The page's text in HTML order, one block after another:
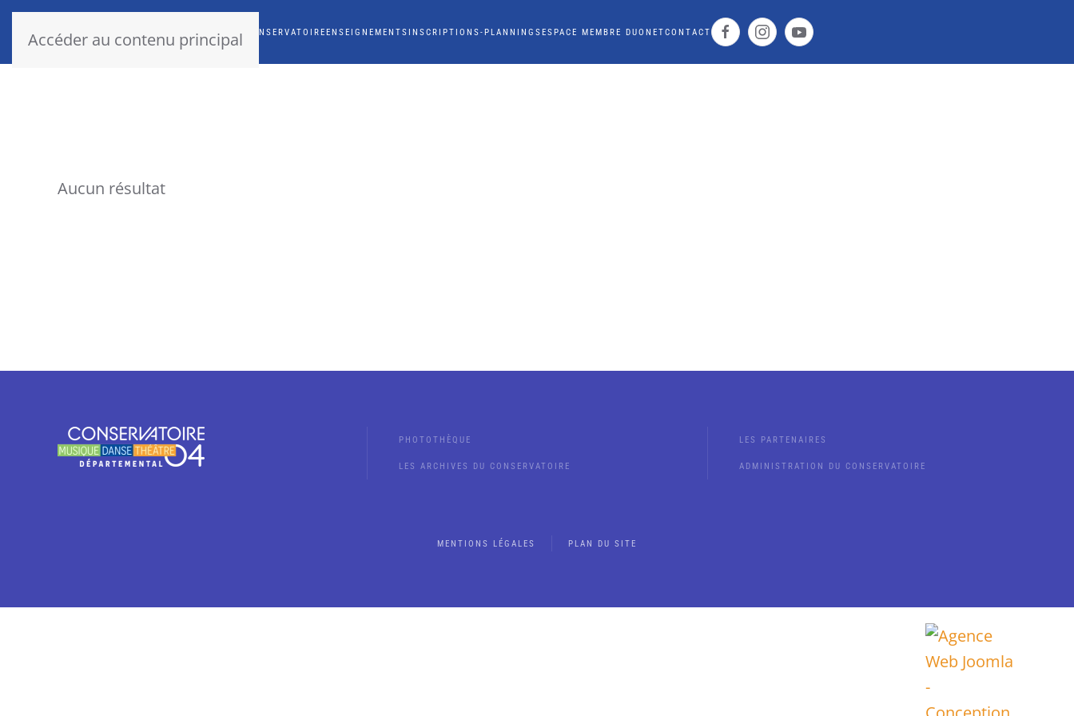
Accéder au contenu principal
ACCUEIL CONSERVATOIREENSEIGNEMENTSINSCRIPTIONS-PLANNINGSESPACE MEMBRE DUONETCONTACT
Aucun résultat
PHOTOTHÈQUE
LES ARCHIVES DU CONSERVATOIRE
LES PARTENAIRES
ADMINISTRATION DU CONSERVATOIRE
MENTIONS LÉGALES PLAN DU SITE